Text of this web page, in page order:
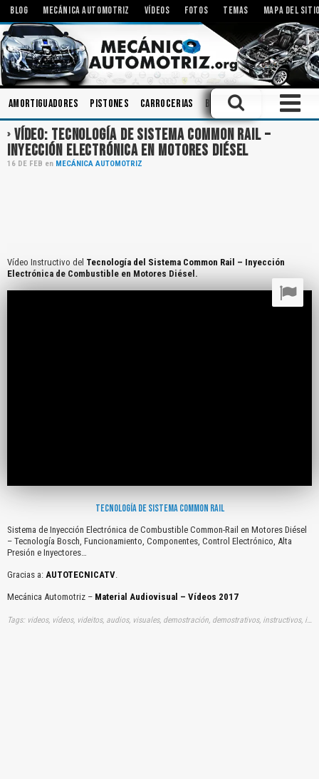
BLOG MECÁNICA AUTOMOTRIZ VÍDEOS FOTOS TEMAS MAPA DEL
Amortiguadores Pistones Carrocerias Bombas Inspecciones
VÍDEO: TECNOLOGÍA DE SISTEMA COMMON RAIL –
INYECCIÓN ELECTRÓNICA EN MOTORES DIÉSEL
16 DE FEB en MECÁNICA AUTOMOTRIZ
Vídeo Instructivo del Tecnología del Sistema Common Rail – Inyección
Electrónica de Combustible en Motores Diésel.
TECNOLOGÍA DE SISTEMA COMMON RAIL
Sistema de Inyección Electrónica de Combustible Common-Rail en Motores Diésel
– Tecnología Bosch, Funcionamiento, Componentes, Control Electrónico, Alta
Presión e Inyectores…
Gracias a: AUTOTECNICATV.
Mecánica Automotriz – Material Audiovisual – Vídeos 2017
Tags: videos, vídeos, videitos, audios, visuales, demostración, demostrativos, instructivos, instrucción, audiovisuales, gratuito, gratis, sistemas, inyecciones, electronicas, combustibles, common-rail, motores, diesels, tecnologias, bosch, bosh, dísels, disels, funcionamientos, componentes, control, electronicos, altas, presiones, inyectores, youtube